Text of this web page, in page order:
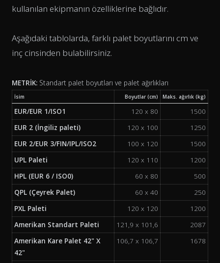
kullanılan ekipmanın özelliklerine bağlıdır.
Aşağıdaki tablolarda, farklı palet boyutlarını cm ve
inç cinsinden bulabilirsiniz.
METRİK: Standart palet boyutları ve palet ağırlıkları
İsim Boyutlar (cm) Maks. ağırlık (kg)
EUR/EUR 1/ISO1 120 x 80
1500
EUR 2 (İngiliz paleti)
120 x 100
1250
EUR 2/EUR 3/FIN/IPL/ISO2
100 x 120
1500
UPL Paleti
120 x 110
1200
HPL (EUR 6 / ISO0)
60 x 80
500
QPL (Çeyrek Palet)
60 x 40
250
PXL Paleti
120 x 120
1200
Amerikan Standart Paleti
121,9 x 101,6
2087
Amerikan Kare Palet 42" X
42"
106,7 x 106,7 1678